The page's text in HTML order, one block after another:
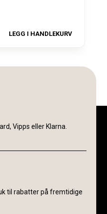
LEGG I HANDLEKURV
Vipps eller Klarna.
til rabatter på fremtidige